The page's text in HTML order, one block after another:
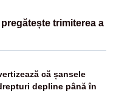
trimiterea a
că șansele
depline până în